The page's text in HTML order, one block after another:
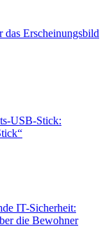
das Erscheinungsbild
USB-Stick:
IT-Sicherheit:
die Bewohner